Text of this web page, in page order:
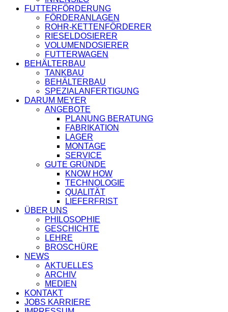
FUTTERFÖRDERUNG
FÖRDERANLAGEN
ROHR-KETTENFÖRDERER
RIESELDOSIERER
VOLUMENDOSIERER
FUTTERWAGEN
BEHÄLTERBAU
TANKBAU
BEHÄLTERBAU
SPEZIALANFERTIGUNG
DARUM MEYER
ANGEBOTE
PLANUNG BERATUNG
FABRIKATION
LAGER
MONTAGE
SERVICE
GUTE GRÜNDE
KNOW HOW
TECHNOLOGIE
QUALITÄT
LIEFERFRIST
ÜBER UNS
PHILOSOPHIE
GESCHICHTE
LEHRE
BROSCHÜRE
NEWS
AKTUELLES
ARCHIV
MEDIEN
KONTAKT
JOBS KARRIERE